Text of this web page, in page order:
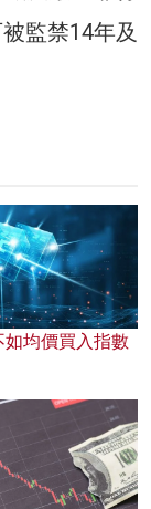
監禁14年及
均價買入指數